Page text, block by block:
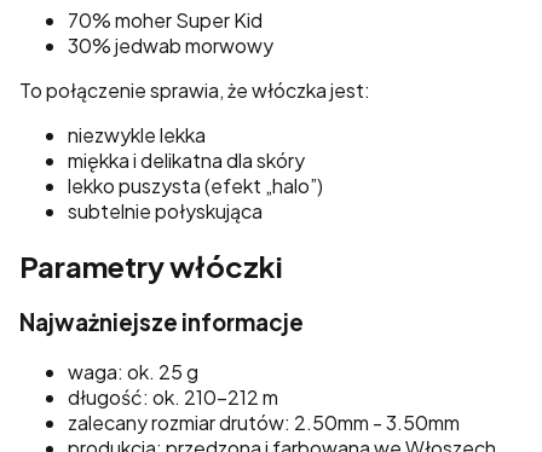
70% moher Super Kid
30% jedwab morwowy
To połączenie sprawia, że włóczka jest:
niezwykle lekka
miękka i delikatna dla skóry
lekko puszysta (efekt „halo”)
subtelnie połyskująca
Parametry włóczki
Najważniejsze informacje
waga: ok. 25 g
długość: ok. 210–212 m
zalecany rozmiar drutów: 2.50mm - 3.50mm